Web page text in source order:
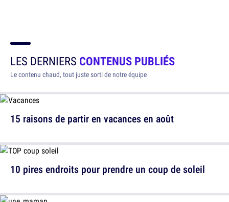
LES DERNIERS CONTENUS PUBLIÉS
Le contenu chaud, tout juste sorti de notre équipe
15 raisons de partir en vacances en août
10 pires endroits pour prendre un coup de soleil